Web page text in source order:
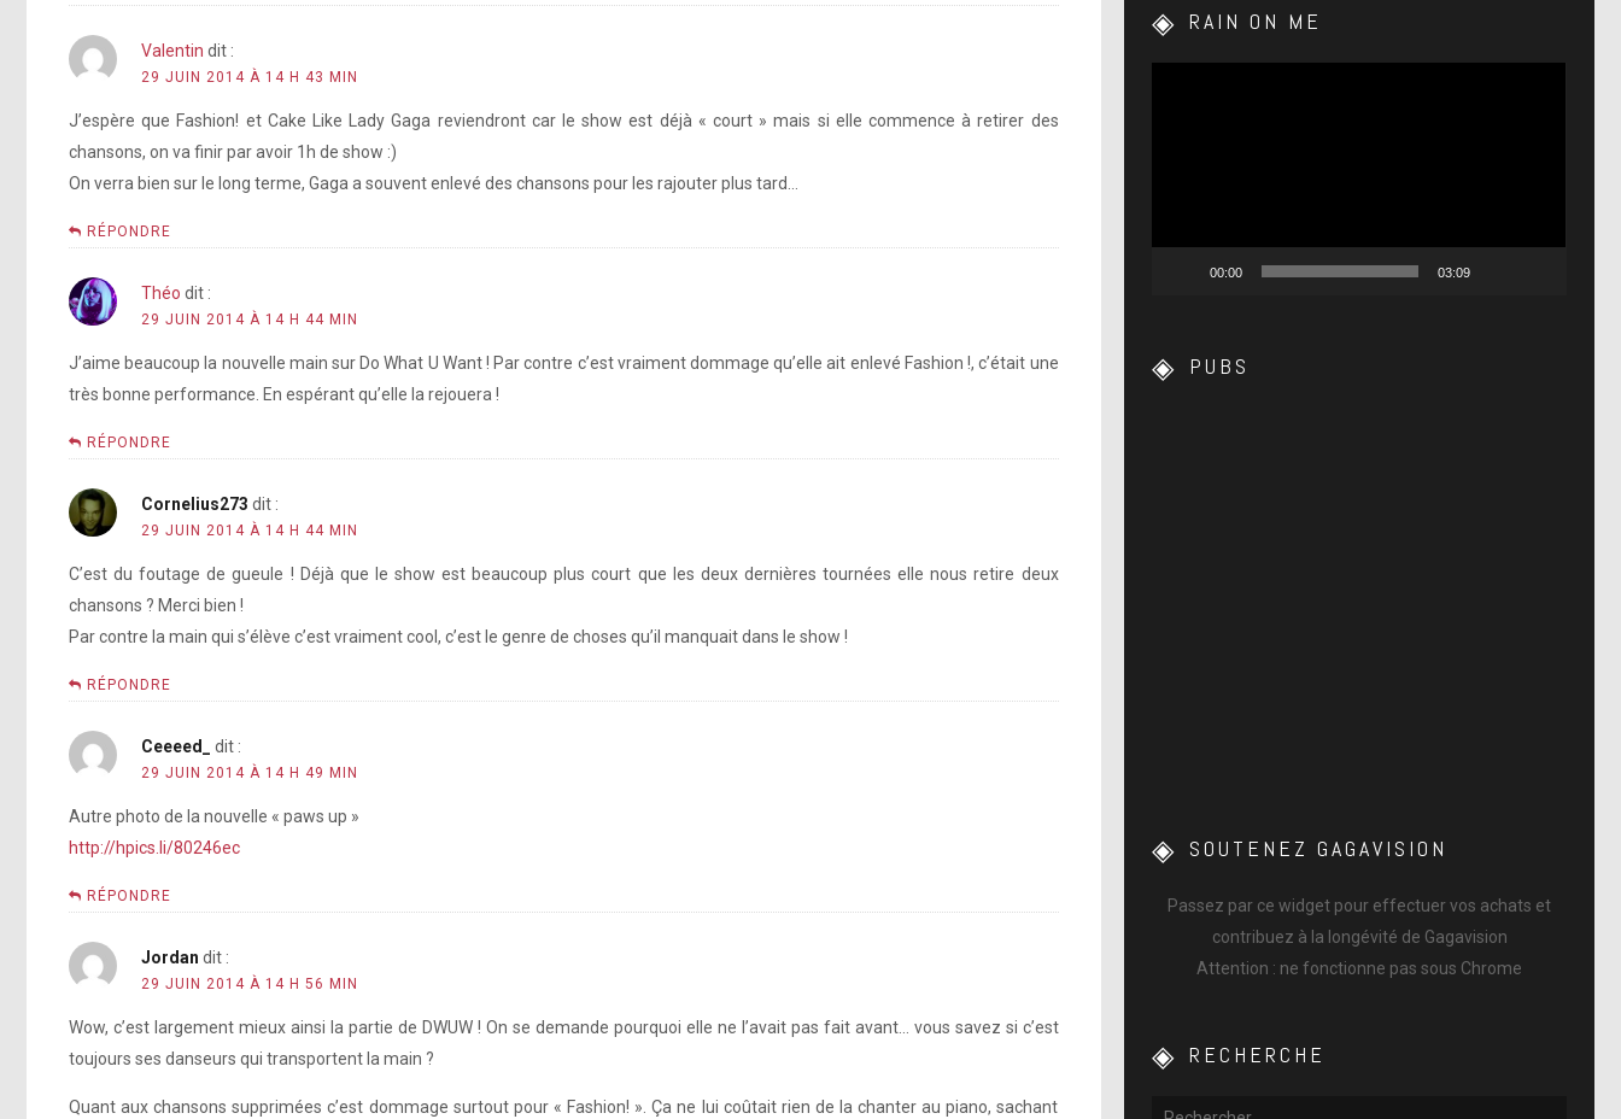
Valentin dit :
29 JUIN 2014 À 14 H 43 MIN
J’espère que Fashion! et Cake Like Lady Gaga reviendront car le show est déjà « court » mais si elle commence à retirer des
chansons, on va finir par avoir 1h de show :)
On verra bien sur le long terme, Gaga a souvent enlevé des chansons pour les rajouter plus tard…
RÉPONDRE
Théo dit :
29 JUIN 2014 À 14 H 44 MIN
J’aime beaucoup la nouvelle main sur Do What U Want ! Par contre c’est vraiment dommage qu’elle ait enlevé Fashion !, c’était une
très bonne performance. En espérant qu’elle la rejouera !
RÉPONDRE
Cornelius273 dit :
29 JUIN 2014 À 14 H 44 MIN
C’est du foutage de gueule ! Déjà que le show est beaucoup plus court que les deux dernières tournées elle nous retire deux
chansons ? Merci bien !
Par contre la main qui s’élève c’est vraiment cool, c’est le genre de choses qu’il manquait dans le show !
RÉPONDRE
Ceeeed_ dit :
29 JUIN 2014 À 14 H 49 MIN
Autre photo de la nouvelle « paws up »
http://hpics.li/80246ec
RÉPONDRE
Jordan dit :
29 JUIN 2014 À 14 H 56 MIN
Wow, c’est largement mieux ainsi la partie de DWUW ! On se demande pourquoi elle ne l’avait pas fait avant… vous savez si c’est
toujours ses danseurs qui transportent la main ?
Quant aux chansons supprimées c’est dommage surtout pour « Fashion! ». Ça ne lui coûtait rien de la chanter au piano, sachant
RAIN ON ME
00:00 03:09
PUBS
SOUTENEZ GAGAVISION
Passez par ce widget pour effectuer vos achats et
contribuez à la longévité de Gagavision
Attention : ne fonctionne pas sous Chrome
RECHERCHE